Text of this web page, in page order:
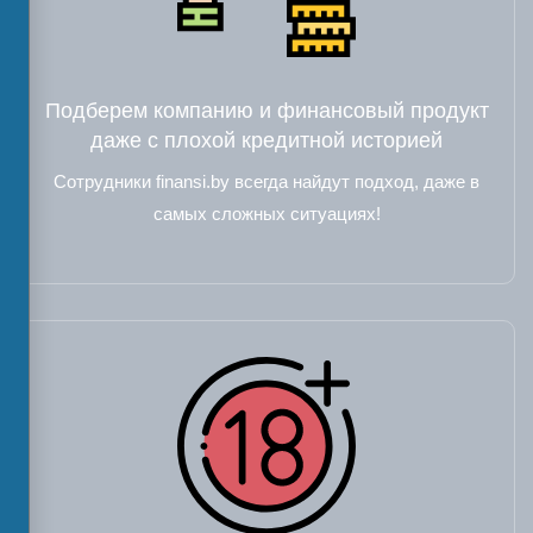
Подберем компанию и финансовый продукт
даже с плохой кредитной историей
Сотрудники finansi.by всегда найдут подход, даже в
самых сложных ситуациях!